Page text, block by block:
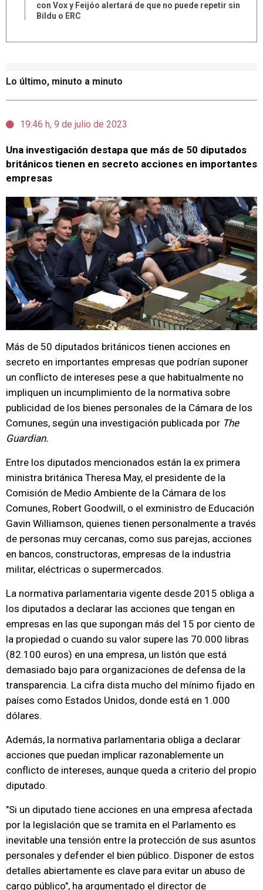
Lo último, minuto a minuto
19:46 h, 9 de julio de 2023
Una investigación destapa que más de 50 diputados
británicos tienen en secreto acciones en importantes
empresas
Más de 50 diputados británicos tienen acciones en
secreto en importantes empresas que podrían suponer
un conflicto de intereses pese a que habitualmente no
impliquen un incumplimiento de la normativa sobre
publicidad de los bienes personales de la Cámara de los
Comunes, según una investigación publicada por The
Guardian.
Entre los diputados mencionados están la ex primera
ministra británica Theresa May, el presidente de la
Comisión de Medio Ambiente de la Cámara de los
Comunes, Robert Goodwill, o el exministro de Educación
Gavin Williamson, quienes tienen personalmente a través
de personas muy cercanas, como sus parejas, acciones
en bancos, constructoras, empresas de la industria
militar, eléctricas o supermercados.
La normativa parlamentaria vigente desde 2015 obliga a
los diputados a declarar las acciones que tengan en
empresas en las que supongan más del 15 por ciento de
la propiedad o cuando su valor supere las 70.000 libras
(82.100 euros) en una empresa, un listón que está
demasiado bajo para organizaciones de defensa de la
transparencia. La cifra dista mucho del mínimo fijado en
países como Estados Unidos, donde está en 1.000
dólares.
Además, la normativa parlamentaria obliga a declarar
acciones que puedan implicar razonablemente un
conflicto de intereses, aunque queda a criterio del propio
diputado.
"Si un diputado tiene acciones en una empresa afectada
por la legislación que se tramita en el Parlamento es
inevitable una tensión entre la protección de sus asuntos
personales y defender el bien público. Disponer de estos
detalles abiertamente es clave para evitar un abuso de
cargo público", ha argumentado el director de
con Vox y Feijóo alertará de que no puede repetir sin
Bildu o ERC